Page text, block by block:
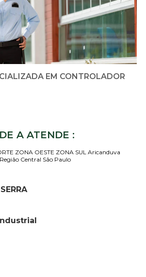
EM CONTROLADOR
A ATENDE :
ZONA OESTE ZONA SUL Aricanduva
Região Central São Paulo